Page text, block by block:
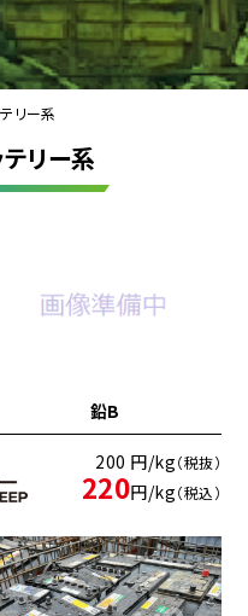
リー系
テリー系
鉛B
200 円/kg（税抜）
220円/kg（税込）